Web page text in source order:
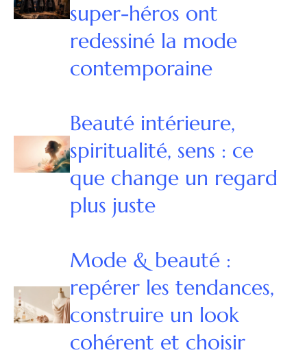
super-héros ont
redessiné la mode
contemporaine
Beauté intérieure,
spiritualité, sens : ce
que change un regard
plus juste
Mode & beauté :
repérer les tendances,
construire un look
cohérent et choisir